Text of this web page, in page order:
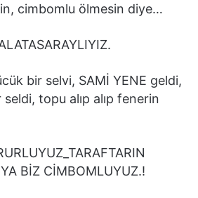
cimbomlu ölmesin diye…
bir selvi, SAMİ YENE geldi,
seldi, topu alıp alıp fenerin
BİZ CİMBOMLUYUZ.!